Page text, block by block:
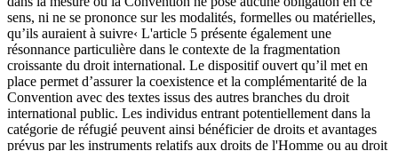
sens, ni ne se prononce sur les modalités, formelles ou matérielles,
qu’ils auraient à suivre‹ L'article 5 présente également une
résonnance particulière dans le contexte de la fragmentation
croissante du droit international. Le dispositif ouvert qu’il met en
place permet d’assurer la coexistence et la complémentarité de la
Convention avec des textes issus des autres branches du droit
international public. Les individus entrant potentiellement dans la
catégorie de réfugié peuvent ainsi bénéficier de droits et avantages
prévus par les instruments relatifs aux droits de l'Homme ou au droit